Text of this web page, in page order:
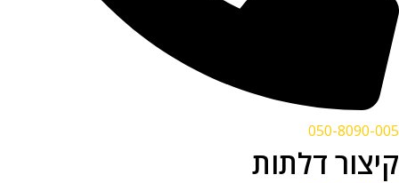
050-8090-005
קיצור דלתות